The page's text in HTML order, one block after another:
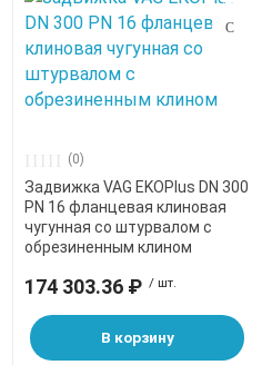
(0)
Задвижка VAG EKOPlus DN 300
PN 16 фланцевая клиновая
чугунная со штурвалом с
обрезиненным клином
174 303.36 ₽ / шт.
В корзину